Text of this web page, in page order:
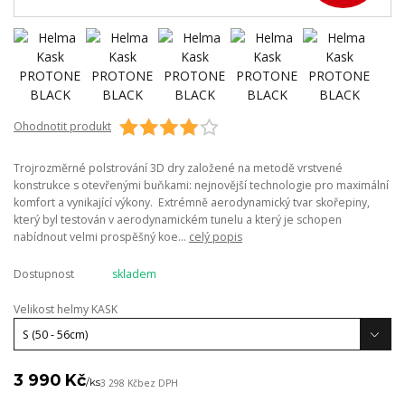
Ohodnotit produkt
Trojrozměrné polstrování 3D dry založené na metodě vrstvené
konstrukce s otevřenými buňkami: nejnovější technologie pro maximální
komfort a vynikající výkony. Extrémně aerodynamický tvar skořepiny,
který byl testován v aerodynamickém tunelu a který je schopen
nabídnout velmi prospěšný koe... celý popis
Dostupnost skladem
Velikost helmy KASK
3 990 Kč/ks3 298 Kčbez DPH